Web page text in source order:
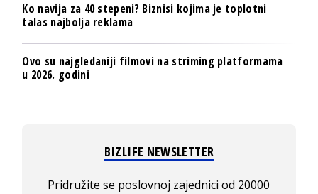
Ko navija za 40 stepeni? Biznisi kojima je toplotni
talas najbolja reklama
Ovo su najgledaniji filmovi na striming platformama
u 2026. godini
BIZLIFE NEWSLETTER
Pridružite se poslovnoj zajednici od 20000